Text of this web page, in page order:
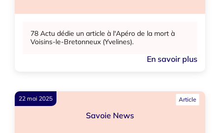
78 Actu dédie un article à l'Apéro de la mort à
Voisins-le-Bretonneux (Yvelines).
En savoir plus
22 mai 2025 Article
Savoie News